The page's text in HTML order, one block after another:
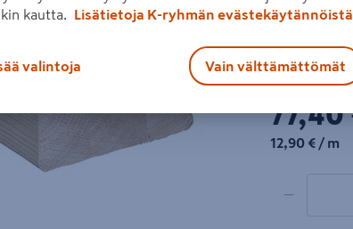
Hinta
77,40
12,90€/m
12,90 € / m
−
kautta.
Lisätietoja K-ryhmän evästekäytännöistä
valintoja Vain välttämättömät